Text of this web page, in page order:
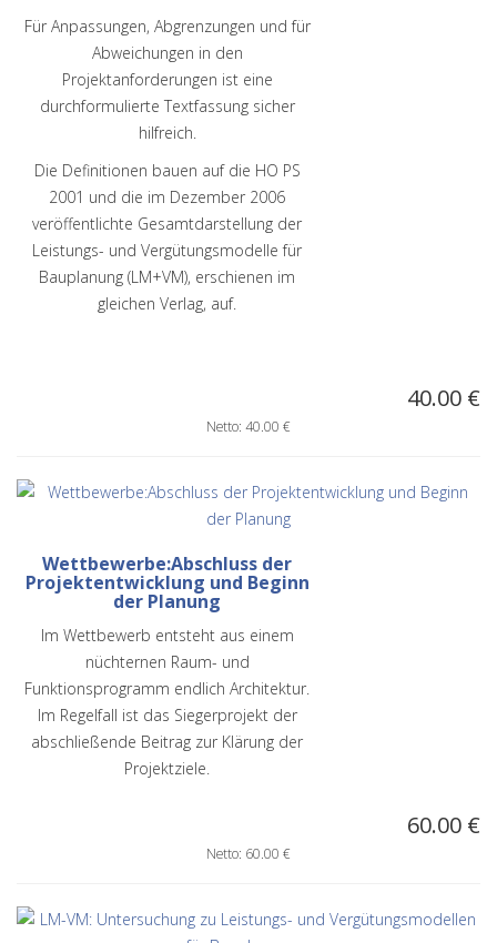
Für Anpassungen, Abgrenzungen und für
Abweichungen in den
Projektanforderungen ist eine
durchformulierte Textfassung sicher
hilfreich.
Die Definitionen bauen auf die HO PS
2001 und die im Dezember 2006
veröffentlichte Gesamtdarstellung der
Leistungs- und Vergütungsmodelle für
Bauplanung (LM+VM), erschienen im
gleichen Verlag, auf.
40.00 €
Netto: 40.00 €
Wettbewerbe:Abschluss der
Projektentwicklung und Beginn
der Planung
Im Wettbewerb entsteht aus einem
nüchternen Raum- und
Funktionsprogramm endlich Architektur.
Im Regelfall ist das Siegerprojekt der
abschließende Beitrag zur Klärung der
Projektziele.
60.00 €
Netto: 60.00 €